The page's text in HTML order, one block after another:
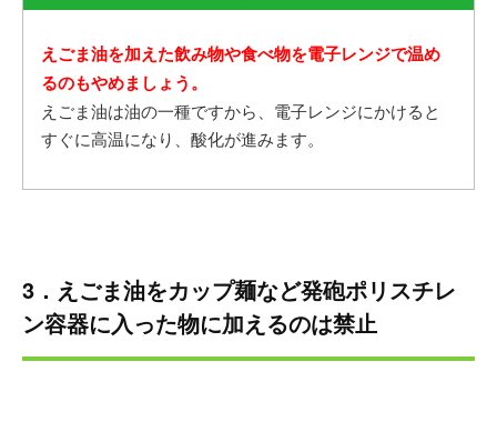
えごま油を加えた飲み物や食べ物を電子レンジで温め
るのもやめましょう。
えごま油は油の一種ですから、電子レンジにかけると
すぐに高温になり、酸化が進みます。
3．えごま油をカップ麺など発砲ポリスチレ
ン容器に入った物に加えるのは禁止